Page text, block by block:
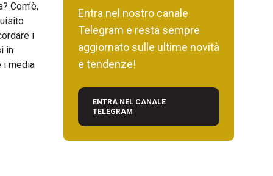
Com’è,
i
in
i media
Entra nel nostro canale
Telegram e resta sempre
aggiornato sulle ultime novità
e tendenze!
ENTRA NEL CANALE
TELEGRAM